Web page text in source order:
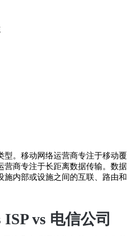
型。移动网络运营商专注于移动覆
营商专注于长距离数据传输。数据
施内部或设施之间的互联、路由和
vs 电信公司